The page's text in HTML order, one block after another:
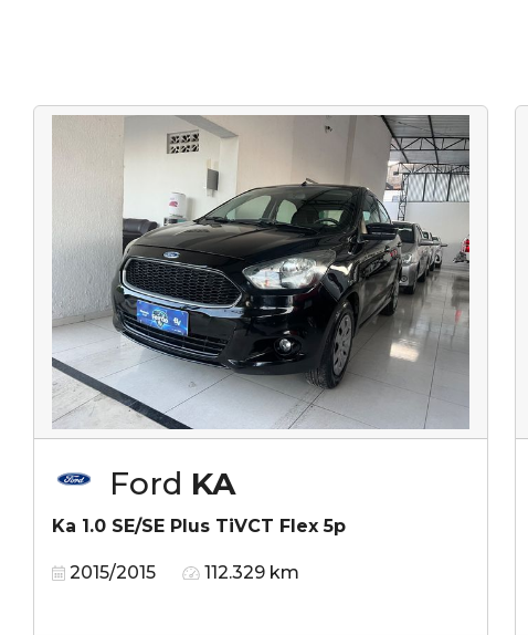
Ford KA
Ka 1.0 SE/SE Plus TiVCT Flex 5p
2015/2015 112.329 km